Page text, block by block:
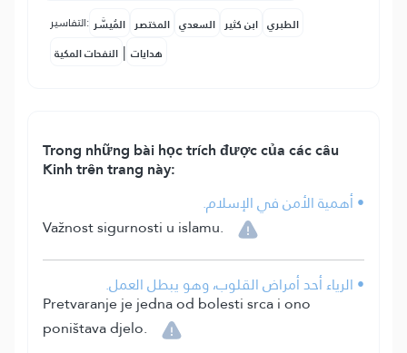
التفاسير: المُيسَّر المختصر السعدي ابن كثير الطبري
النفحات المكية | هدايات
Trong những bài học trích được của các câu
Kinh trên trang này:
• أهمية الأمن في الإسلام.
Važnost sigurnosti u islamu.
• الرياء أحد أمراض القلوب، وهو يبطل العمل.
Pretvaranje je jedna od bolesti srca i ono
poništava djelo.